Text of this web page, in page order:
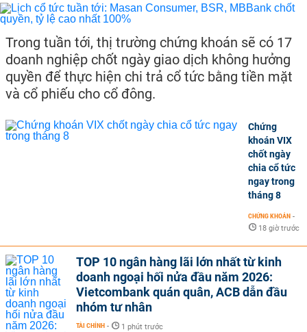
Trong tuần tới, thị trường chứng khoán sẽ có 17
doanh nghiệp chốt ngày giao dịch không hưởng
quyền để thực hiện chi trả cổ tức bằng tiền mặt
và cổ phiếu cho cổ đông.
Chứng
khoán VIX
chốt ngày
chia cổ tức
ngay trong
tháng 8
CHỨNG KHOÁN -
18 giờ trước
TOP 10 ngân hàng lãi lớn nhất từ kinh
doanh ngoại hối nửa đầu năm 2026:
Vietcombank quán quân, ACB dẫn đầu
nhóm tư nhân
TÀI CHÍNH - 1 phút trước